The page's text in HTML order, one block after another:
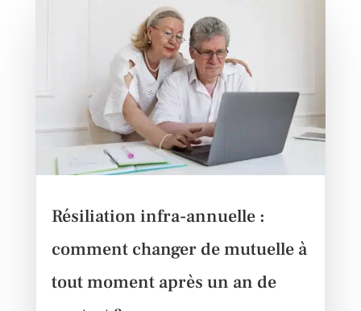
Résiliation infra-annuelle :
comment changer de mutuelle à
tout moment après un an de